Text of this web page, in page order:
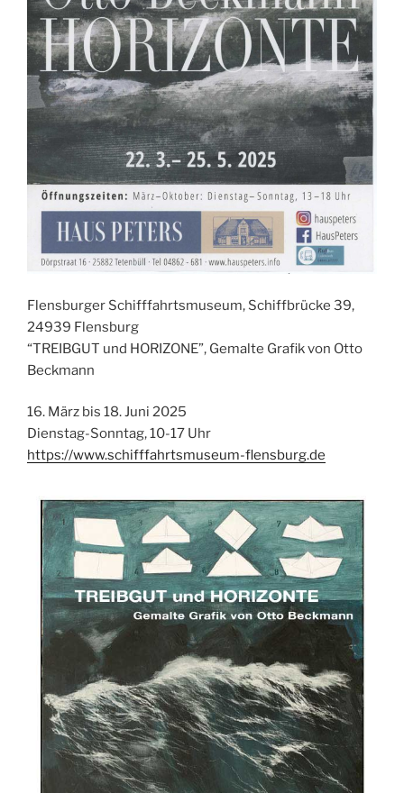
Flensburger Schifffahrtsmuseum, Schiffbrücke 39,
24939 Flensburg
“TREIBGUT und HORIZONE”, Gemalte Grafik von Otto
Beckmann
16. März bis 18. Juni 2025
Dienstag-Sonntag, 10-17 Uhr
https://www.schifffahrtsmuseum-flensburg.de